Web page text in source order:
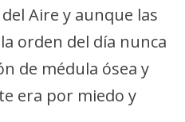
Aire y aunque las
orden del día nunca
de médula ósea y
era por miedo y